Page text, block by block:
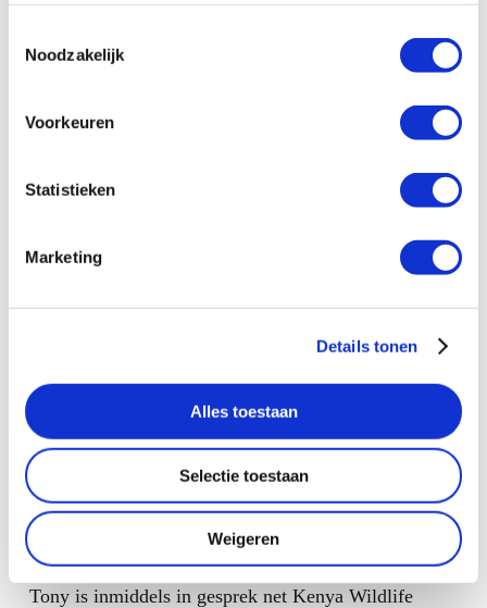
Noodzakelijk
Voorkeuren
Statistieken
Marketing
Details tonen
Alles toestaan
Selectie toestaan
Weigeren
dan 200 exemplaren van de Afrikaanse wilde hond
terug in het wild gebracht én een beroepsschool voor
de lokale jeugd opgericht. Het behoud van
neushoorns wordt nu zeer serieus genomen en ik ben
er trots op dat ik deel heb mogen uitmaken van het
gehele proces.”
Tony is geen man die achter de geraniums gaat zitten
Mkomazi in Tanzania bezoeken om eventuele
technische problemen te helpen oplossen en de
medewerkers van TANAPA te adviseren over alle
bestaande standaardprocedures. Tony en zijn gezin
hebben een woning gevonden in de Keniaanse plaats
Naivasha.
TERUG NAAR KORA NATIONAL PARK
Tony is inmiddels in gesprek net Kenya Wildlife